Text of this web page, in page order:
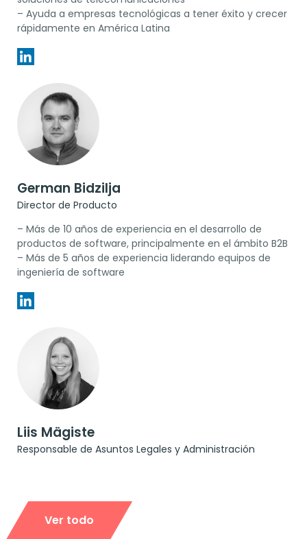
– Ayuda a empresas tecnológicas a tener éxito y crecer
rápidamente en América Latina
German Bidzilja
Director de Producto
– Más de 10 años de experiencia en el desarrollo de
productos de software, principalmente en el ámbito B2B
– Más de 5 años de experiencia liderando equipos de
ingeniería de software
Liis Mägiste
Responsable de Asuntos Legales y Administración
Ver todo